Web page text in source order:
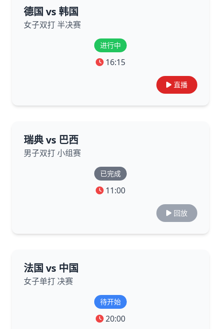
德国 vs 韩国
女子双打 半决赛
进行中
16:15
直播
瑞典 vs 巴西
男子双打 小组赛
已完成
11:00
回放
法国 vs 中国
女子单打 决赛
待开始
20:00